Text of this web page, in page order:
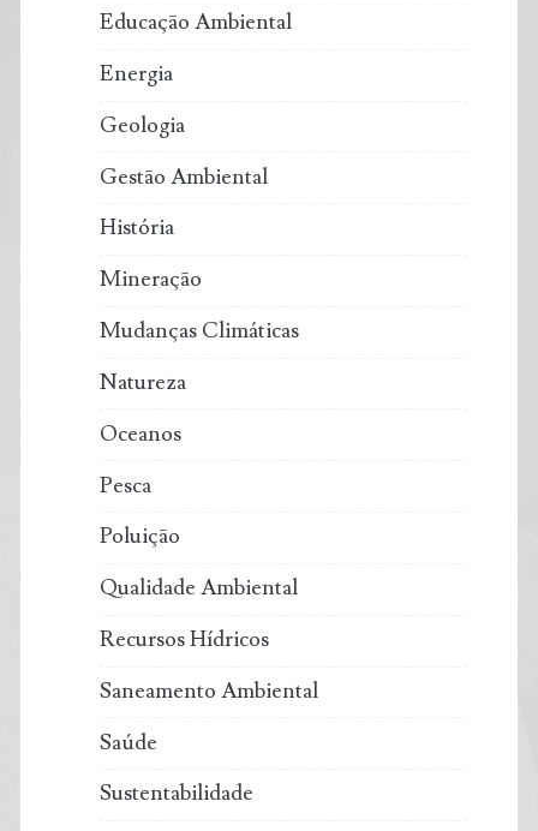
Educação Ambiental
Energia
Geologia
Gestão Ambiental
História
Mineração
Mudanças Climáticas
Natureza
Oceanos
Pesca
Poluição
Qualidade Ambiental
Recursos Hídricos
Saneamento Ambiental
Saúde
Sustentabilidade